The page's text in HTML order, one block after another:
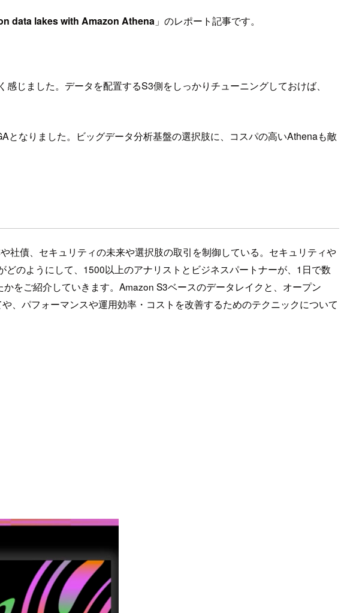
data lakes with Amazon Athena 」のレポート記事です。
じました。データを配置するS3側をしっかりチューニングしておけば、
なりました。ビッグデータ分析基盤の選択肢に、コスパの高いAthenaも敵
社債、セキュリティの未来や選択肢の取引を制御している。セキュリティや
のようにして、1500以上のアナリストとビジネスパートナーが、1日で数
をご紹介していきます。Amazon S3ベースのデータレイクと、オープン
、パフォーマンスや運用効率・コストを改善するためのテクニックについて